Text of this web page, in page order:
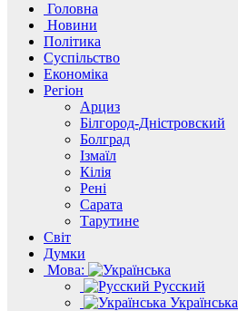
Головна
Новини
Політика
Суспільство
Економіка
Регіон
Арциз
Білгород-Дністровский
Болград
Ізмаїл
Кілія
Рені
Сарата
Тарутине
Світ
Думки
Мова:
Русский
Українська